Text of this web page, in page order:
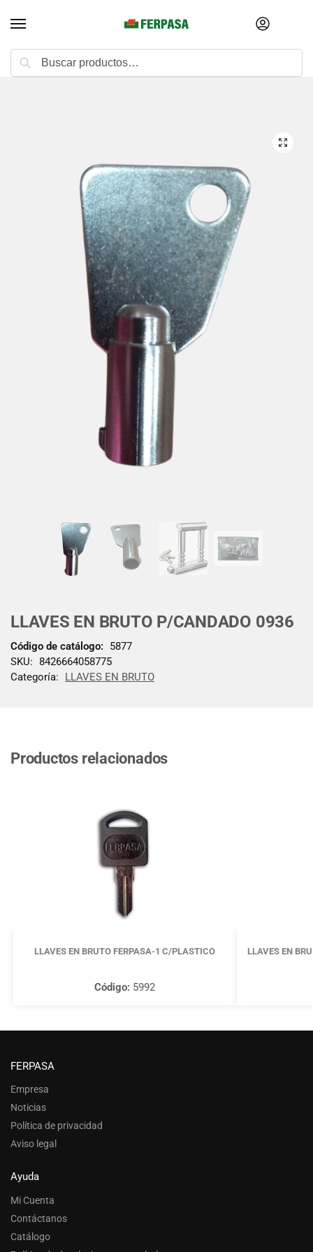
LLAVES EN BRUTO P/CANDADO 0936
Código de catálogo:
5877
SKU: 8426664058775
Categoría:
LLAVES EN BRUTO
Productos relacionados
LLAVES EN BRUTO FERPASA-1 C/PLASTICO
Código: 5992
LLAVES EN
FERPASA
Empresa
Noticias
Política de privacidad
Aviso legal
Ayuda
Mi Cuenta
Contáctanos
Catálogo